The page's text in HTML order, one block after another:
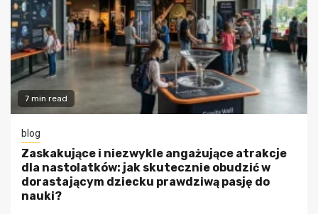
7 min read
blog
Zaskakujące i niezwykle angażujące atrakcje
dla nastolatków: jak skutecznie obudzić w
dorastającym dziecku prawdziwą pasję do
nauki?